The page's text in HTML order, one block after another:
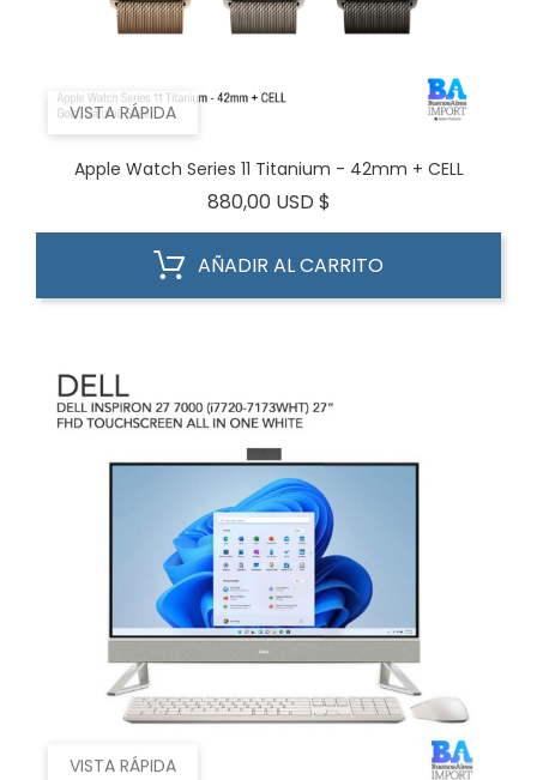
VISTA RÁPIDA
Apple Watch Series 11 Titanium - 42mm + CELL
880,00 USD $
AÑADIR AL CARRITO
VISTA RÁPIDA